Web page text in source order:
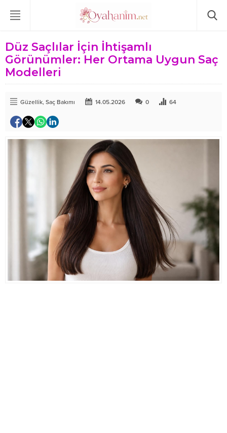
Düz Saçlılar İçin İhtişamlı
Görünümler: Her Ortama Uygun Saç
Modelleri
Güzellik, Saç Bakımı 14.05.2026 0 64